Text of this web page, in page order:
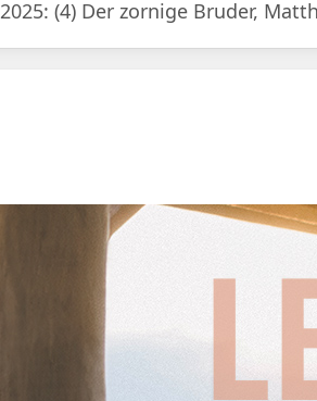
(4) Der zornige Bruder,